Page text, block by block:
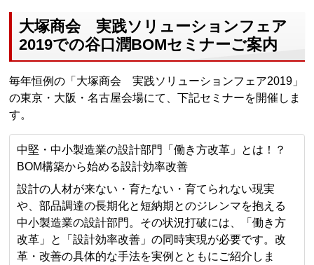
大塚商会 実践ソリューションフェア
2019での谷口潤BOMセミナーご案内
毎年恒例の「大塚商会 実践ソリューションフェア2019」
の東京・大阪・名古屋会場にて、下記セミナーを開催しま
す。
中堅・中小製造業の設計部門「働き方改革」とは！？
BOM構築から始める設計効率改善
設計の人材が来ない・育たない・育てられない現実
や、部品調達の長期化と短納期とのジレンマを抱える
中小製造業の設計部門。その状況打破には、「働き方
改革」と「設計効率改善」の同時実現が必要です。改
革・改善の具体的な手法を実例とともにご紹介しま